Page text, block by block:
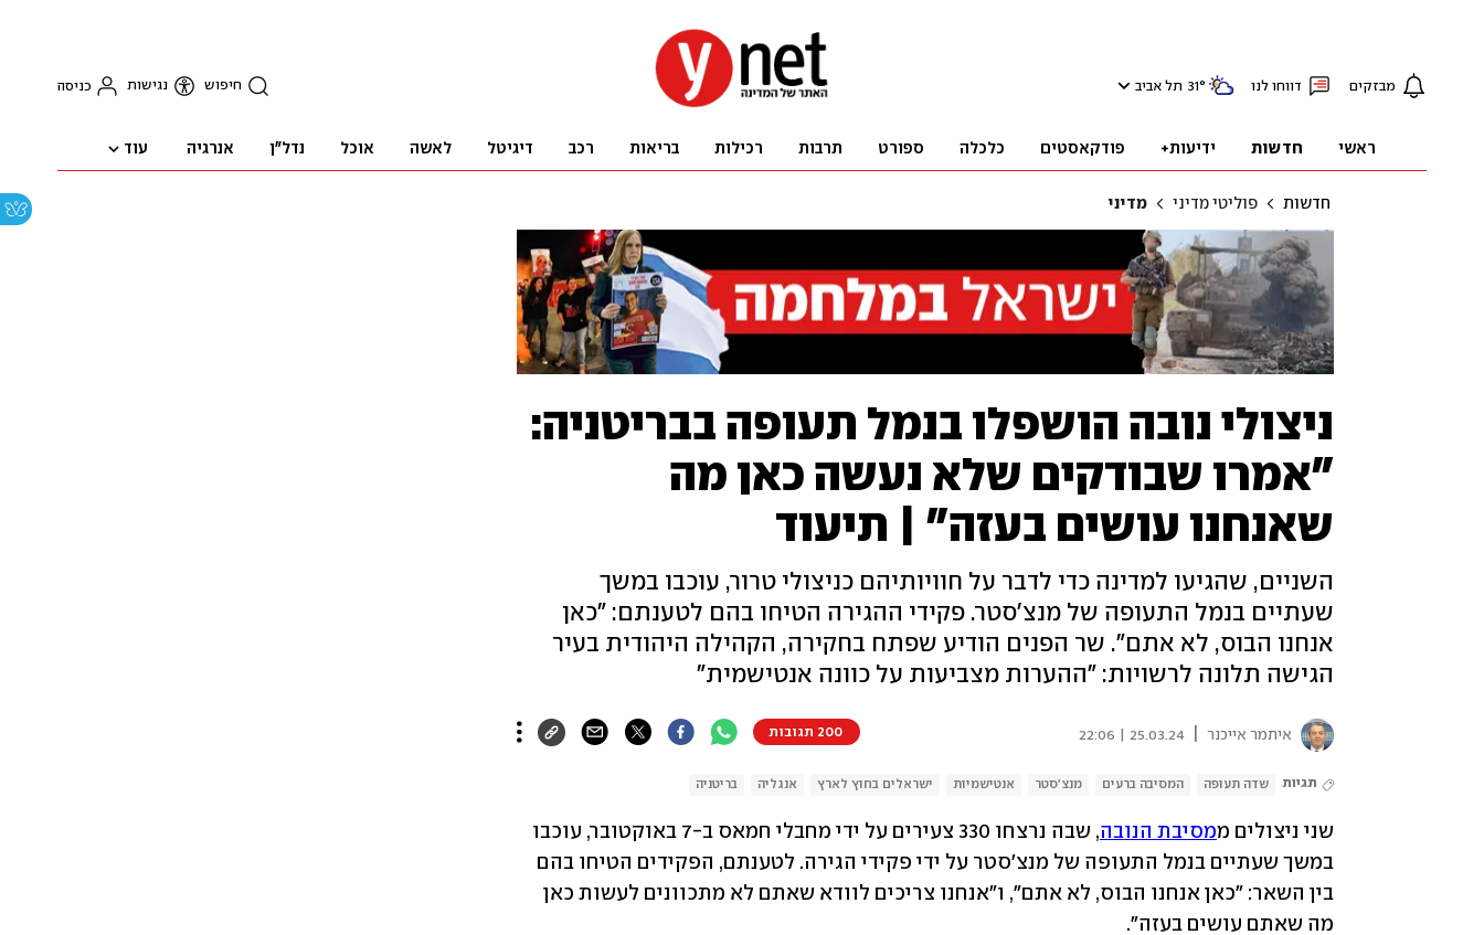
מבזקים דווחו לנו 31° תל אביב חיפוש נגישות כניסה
ראשי חדשות ידיעות+ פודקאסטים כלכלה ספורט תרבות רכילות בריאות רכב דיגיטל לאשה אוכל נדל"ן אנרגיה עוד
חדשות פוליטי מדיני מדיני
ניצולי נובה הושפלו בנמל תעופה בבריטניה:
"אמרו שבודקים שלא נעשה כאן מה
שאנחנו עושים בעזה" | תיעוד
השניים, שהגיעו למדינה כדי לדבר על חוויותיהם כניצולי טרור, עוכבו במשך
שעתיים בנמל התעופה של מנצ'סטר. פקידי ההגירה הטיחו בהם לטענתם: "כאן
אנחנו הבוס, לא אתם". שר הפנים הודיע שפתח בחקירה, הקהילה היהודית בעיר
הגישה תלונה לרשויות: "ההערות מצביעות על כוונה אנטישמית"
איתמר אייכנר 25.03.24 | 22:06 200 תגובות
תגיות שדה תעופה המסיבה ברעים מנצ'סטר אנטישמיות ישראלים בחוץ לארץ אנגליה בריטניה
שני ניצולים ממסיבת הנובה
מה שאתם עושים בעזה".